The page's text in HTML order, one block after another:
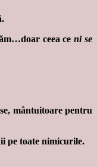
ceea ceni se
mântuitoare pentru
pe toate nimicurile.